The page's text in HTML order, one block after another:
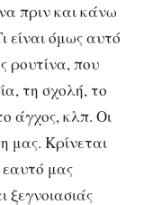
πριν και κάνω
είναι όμως αυτό
ρουτίνα, που
τη σχολή, το
άγχος, κλπ. Οι
μας. Κρίνεται
μας
ξεγνοιασιάς